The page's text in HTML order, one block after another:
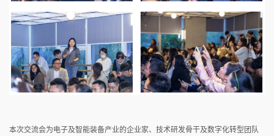
本次交流会为电子及智能装备产业的企业家、技术研发骨干及数字化转型团队